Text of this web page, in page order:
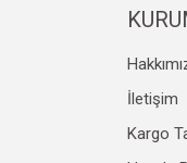
İletişim
Kargo